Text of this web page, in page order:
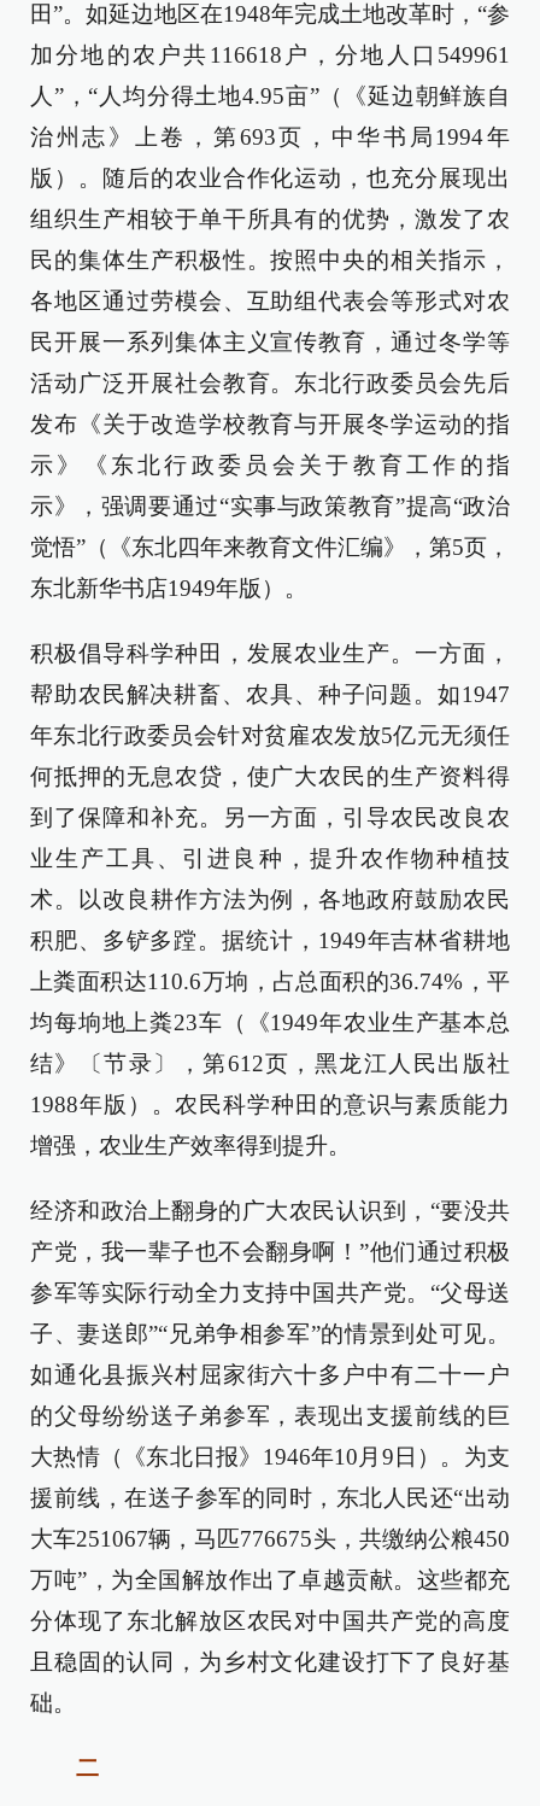
田”。如延边地区在1948年完成土地改革时，“参
加分地的农户共116618户，分地人口549961
人”，“人均分得土地4.95亩”（《延边朝鲜族自
治州志》上卷，第693页，中华书局1994年
版）。随后的农业合作化运动，也充分展现出
组织生产相较于单干所具有的优势，激发了农
民的集体生产积极性。按照中央的相关指示，
各地区通过劳模会、互助组代表会等形式对农
民开展一系列集体主义宣传教育，通过冬学等
活动广泛开展社会教育。东北行政委员会先后
发布《关于改造学校教育与开展冬学运动的指
示》《东北行政委员会关于教育工作的指
示》，强调要通过“实事与政策教育”提高“政治
觉悟”（《东北四年来教育文件汇编》，第5页，
东北新华书店1949年版）。
积极倡导科学种田，发展农业生产。一方面，
帮助农民解决耕畜、农具、种子问题。如1947
年东北行政委员会针对贫雇农发放5亿元无须任
何抵押的无息农贷，使广大农民的生产资料得
到了保障和补充。另一方面，引导农民改良农
业生产工具、引进良种，提升农作物种植技
术。以改良耕作方法为例，各地政府鼓励农民
积肥、多铲多蹚。据统计，1949年吉林省耕地
上粪面积达110.6万垧，占总面积的36.74%，平
均每垧地上粪23车（《1949年农业生产基本总
结》〔节录〕，第612页，黑龙江人民出版社
1988年版）。农民科学种田的意识与素质能力
增强，农业生产效率得到提升。
经济和政治上翻身的广大农民认识到，“要没共
产党，我一辈子也不会翻身啊！”他们通过积极
参军等实际行动全力支持中国共产党。“父母送
子、妻送郎”“兄弟争相参军”的情景到处可见。
如通化县振兴村屈家街六十多户中有二十一户
的父母纷纷送子弟参军，表现出支援前线的巨
大热情（《东北日报》1946年10月9日）。为支
援前线，在送子参军的同时，东北人民还“出动
大车251067辆，马匹776675头，共缴纳公粮450
万吨”，为全国解放作出了卓越贡献。这些都充
分体现了东北解放区农民对中国共产党的高度
且稳固的认同，为乡村文化建设打下了良好基
础。
二